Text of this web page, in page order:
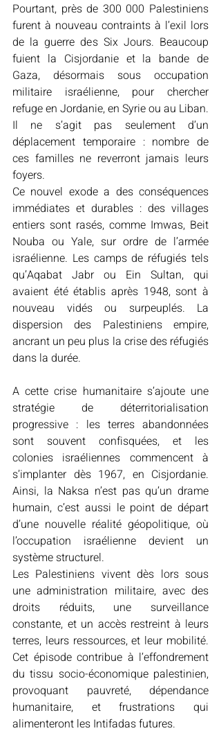
Pourtant, près de 300 000 Palestiniens
furent à nouveau contraints à l’exil lors
de la guerre des Six Jours. Beaucoup
fuient la Cisjordanie et la bande de
Gaza, désormais sous occupation
militaire israélienne, pour chercher
refuge en Jordanie, en Syrie ou au Liban.
Il ne s’agit pas seulement d’un
déplacement temporaire : nombre de
ces familles ne reverront jamais leurs
foyers.
Ce nouvel exode a des conséquences
immédiates et durables : des villages
entiers sont rasés, comme Imwas, Beit
Nouba ou Yale, sur ordre de l’armée
israélienne. Les camps de réfugiés tels
qu’Aqabat Jabr ou Ein Sultan, qui
avaient été établis après 1948, sont à
nouveau vidés ou surpeuplés. La
dispersion des Palestiniens empire,
ancrant un peu plus la crise des réfugiés
dans la durée.
A cette crise humanitaire s’ajoute une
stratégie de déterritorialisation
progressive : les terres abandonnées
sont souvent confisquées, et les
colonies israéliennes commencent à
s’implanter dès 1967, en Cisjordanie.
Ainsi, la Naksa n’est pas qu’un drame
humain, c’est aussi le point de départ
d’une nouvelle réalité géopolitique, où
l’occupation israélienne devient un
système structurel.
Les Palestiniens vivent dès lors sous
une administration militaire, avec des
droits réduits, une surveillance
constante, et un accès restreint à leurs
terres, leurs ressources, et leur mobilité.
Cet épisode contribue à l’effondrement
du tissu socio-économique palestinien,
provoquant pauvreté, dépendance
humanitaire, et frustrations qui
alimenteront les Intifadas futures.